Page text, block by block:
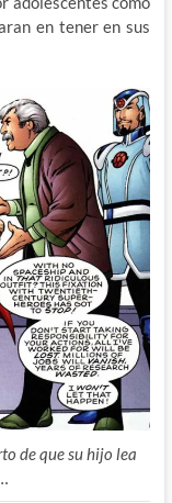
en tener en sus
de que su hijo lea